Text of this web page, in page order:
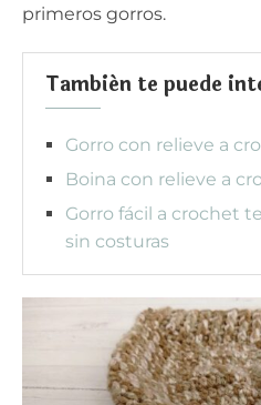
primeros gorros.
También te puede
Gorro con relieve a
Boina con relieve a
Gorro fácil a crochet
sin costuras